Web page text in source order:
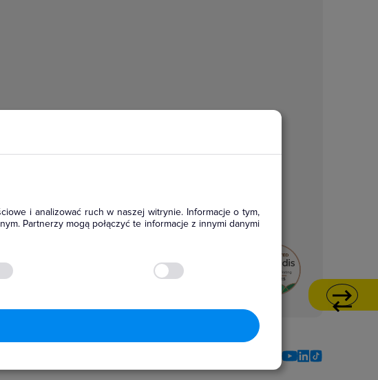
i analizować ruch w naszej witrynie. Informacje o tym,
Partnerzy mogą połączyć te informacje z innymi danymi